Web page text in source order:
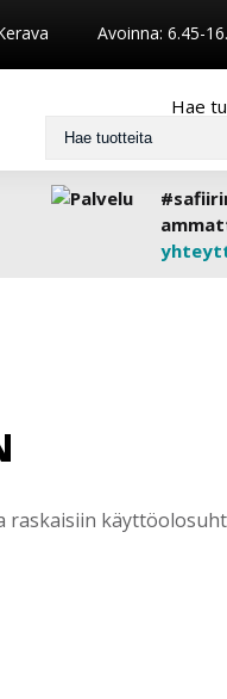
Avoinna: 6.45-
Hae
raskaisiin